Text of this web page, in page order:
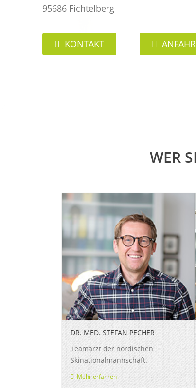
95686 Fichtelberg
KONTAKT
WER
DR. MED. STEFAN PECHER
Teamarzt der nordischen
Skinationalmannschaft.
Mehr erfahren